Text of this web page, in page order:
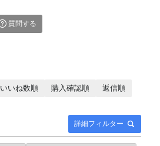
質問する
詳細フィルター
いいね数順 購入確認順
返信順